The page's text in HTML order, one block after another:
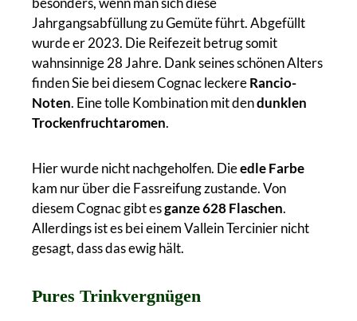
Jahrgangsabfüllung zu Gemüte führt. Abgefüllt
wurde er 2023. Die Reifezeit betrug somit
wahnsinnige 28 Jahre. Dank seines schönen Alters
finden Sie bei diesem Cognac leckereRancio-
Noten. Eine tolle Kombination mit dendunklen
Trockenfruchtaromen.
Hier wurde nicht nachgeholfen. Dieedle Farbe
kam nur über die Fassreifung zustande. Von
diesem Cognac gibt esganze 628 Flaschen.
Allerdings ist es bei einem Vallein Tercinier nicht
gesagt, dass das ewig hält.
Pures Trinkvergnügen